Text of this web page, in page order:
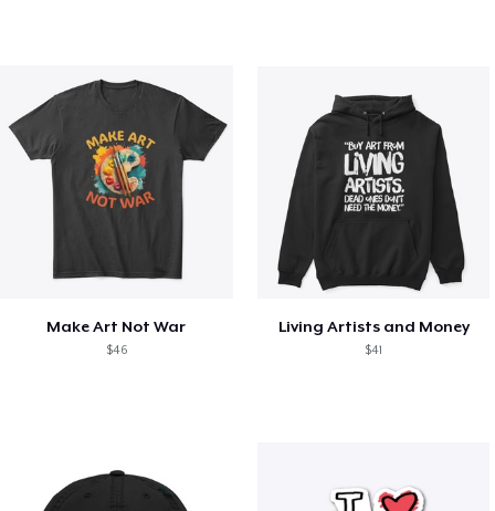
Make Art Not War
$46
Living Artists and Money
$41